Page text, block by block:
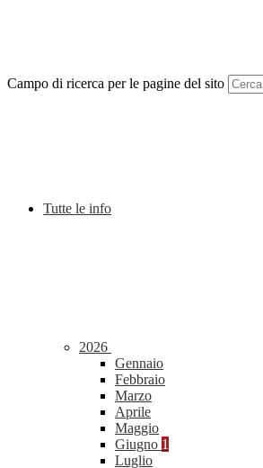
Campo di ricerca per le pagine del sito
Tutte le info
2026
Gennaio
Febbraio
Marzo
Aprile
Maggio
Giugno 1
Luglio